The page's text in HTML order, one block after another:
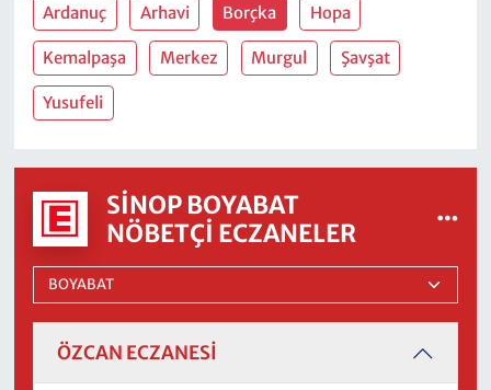
Ardanuç Arhavi Borçka Hopa
Kemalpaşa Merkez Murgul Şavşat
Yusufeli
SINOP BOYABAT
NÖBETÇI ECZANELER
ÖZCAN ECZANESİ